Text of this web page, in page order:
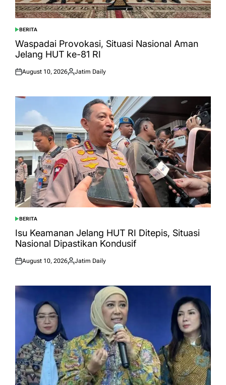
POSTED
IN
BERITA
Waspadai Provokasi, Situasi Nasional Aman
Jelang HUT ke-81 RI
Posted
August 10, 2026
Posted
Jatim Daily
POSTED
IN
BERITA
Isu Keamanan Jelang HUT RI Ditepis, Situasi
Nasional Dipastikan Kondusif
Posted
August 10, 2026
Posted
Jatim Daily